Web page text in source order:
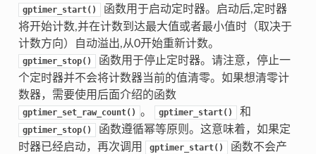
gptimer_start()
函数用于启动定时器。启动后,定时器
将开始计数,并在计数到达最大值或者最小值时（取决于
计数方向）自动溢出,从0开始重新计数。
gptimer_stop()
函数用于停止定时器。请注意，停止一
个定时器并不会将计数器当前的值清零。如果想清零计
数器，需要使用后面介绍的函数
gptimer_set_raw_count() 。 gptimer_start() 和
gptimer_stop()
函数遵循幂等原则。这意味着，如果定
时器已经启动，再次调用
gptimer_start()
函数不会产